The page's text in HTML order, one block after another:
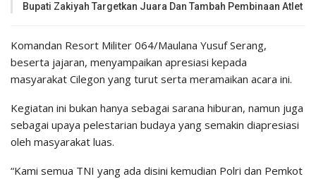
Bupati Zakiyah Targetkan Juara Dan Tambah Pembinaan Atlet
Komandan Resort Militer 064/Maulana Yusuf Serang,
beserta jajaran, menyampaikan apresiasi kepada
masyarakat Cilegon yang turut serta meramaikan acara ini.
Kegiatan ini bukan hanya sebagai sarana hiburan, namun juga
sebagai upaya pelestarian budaya yang semakin diapresiasi
oleh masyarakat luas.
“Kami semua TNI yang ada disini kemudian Polri dan Pemkot